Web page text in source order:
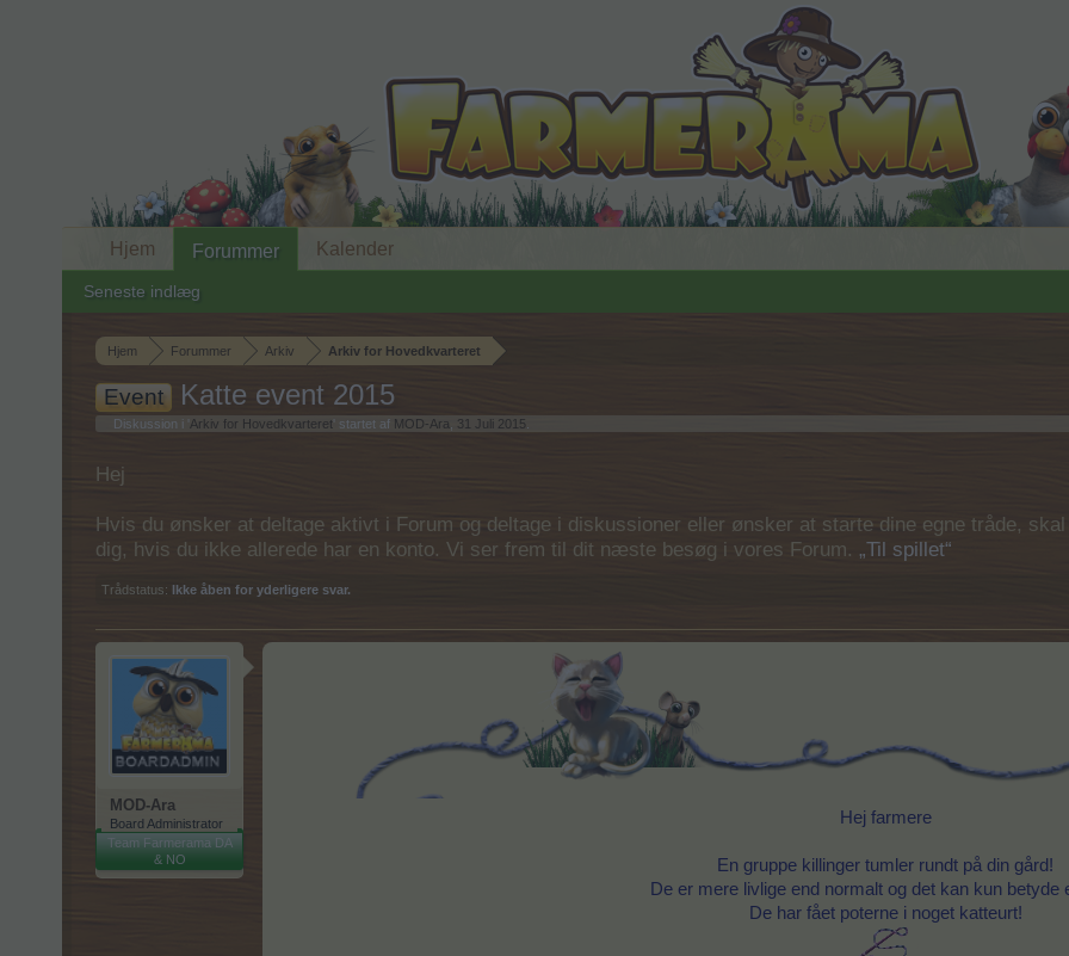
Hjem Forummer Arkiv Arkiv for Hovedkvarteret
Event Katte event 2015
Diskussion i ' Arkiv for Hovedkvarteret ' startet af MOD-Ara 31 Juli 2015
Hej
Hvis du ønsker at deltage aktivt i Forum og deltage i diskussioner eller ønsker at starte dine egne tråde,
dig, hvis du ikke allerede har en konto. Vi ser frem til dit næste besøg i vores Forum. „Til spillet“
Trådstatus: Ikke åben for yderligere svar.
MOD-Ara
Board Administrator
Team Farmerama DA
& NO
Hej farmere
En gruppe killinger tumler rundt på din gård!
De er mere livlige end normalt og det kan kun betyde
De har fået poterne i noget katteurt!
Hjem Forummer
Seneste indlæg
Kalender